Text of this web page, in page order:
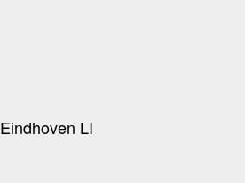
Eindhoven LI